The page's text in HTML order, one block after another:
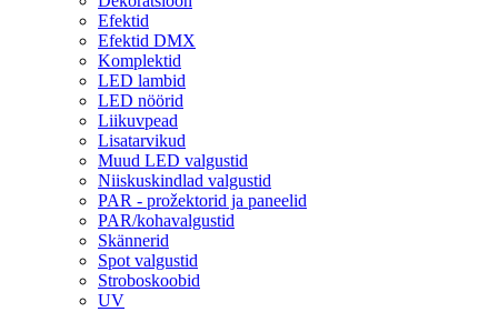
Efektid
Efektid DMX
Komplektid
LED lambid
LED nöörid
Liikuvpead
Lisatarvikud
Muud LED valgustid
Niiskuskindlad valgustid
PAR - prožektorid ja paneelid
PAR/kohavalgustid
Skännerid
Spot valgustid
Stroboskoobid
UV